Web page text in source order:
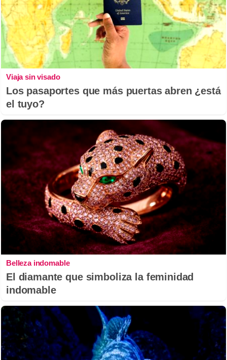
Viaja sin visado
Los pasaportes que más puertas abren ¿está
el tuyo?
Belleza indomable
El diamante que simboliza la feminidad
indomable